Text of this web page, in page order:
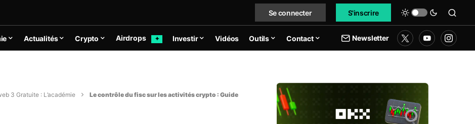
Se connecter S'inscrire
Actualités Crypto Airdrops ✦ Investir Vidéos Outils Contact Newsletter
3 Gratuite : L’académie
Le contrôle du fisc sur les activités crypto : Guide